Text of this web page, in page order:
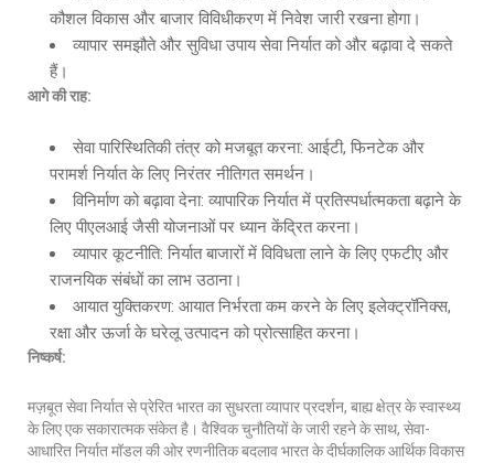
कौशल विकास और बाजार विविधीकरण में निवेश जारी रखना होगा।
व्यापार समझौते और सुविधा उपाय सेवा निर्यात को और बढ़ावा दे सकते
हैं।
आगे की राह:
सेवा पारिस्थितिकी तंत्र को मजबूत करना: आईटी, फिनटेक और
परामर्श निर्यात के लिए निरंतर नीतिगत समर्थन।
विनिर्माण को बढ़ावा देना: व्यापारिक निर्यात में प्रतिस्पर्धात्मकता बढ़ाने के
लिए पीएलआई जैसी योजनाओं पर ध्यान केंद्रित करना।
व्यापार कूटनीति: निर्यात बाजारों में विविधता लाने के लिए एफटीए और
राजनयिक संबंधों का लाभ उठाना।
आयात युक्तिकरण: आयात निर्भरता कम करने के लिए इलेक्ट्रॉनिक्स,
रक्षा और ऊर्जा के घरेलू उत्पादन को प्रोत्साहित करना।
निष्कर्ष:
मज़बूत सेवा निर्यात से प्रेरित भारत का सुधरता व्यापार प्रदर्शन, बाह्य क्षेत्र के स्वास्थ्य
के लिए एक सकारात्मक संकेत है। वैश्विक चुनौतियों के जारी रहने के साथ, सेवा-
आधारित निर्यात मॉडल की ओर रणनीतिक बदलाव भारत के दीर्घकालिक आर्थिक विकास